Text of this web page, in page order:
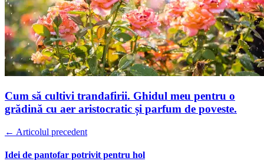
Cum să cultivi trandafirii. Ghidul meu pentru o
grădină cu aer aristocratic și parfum de poveste.
← Articolul precedent
Idei de pantofar potrivit pentru hol